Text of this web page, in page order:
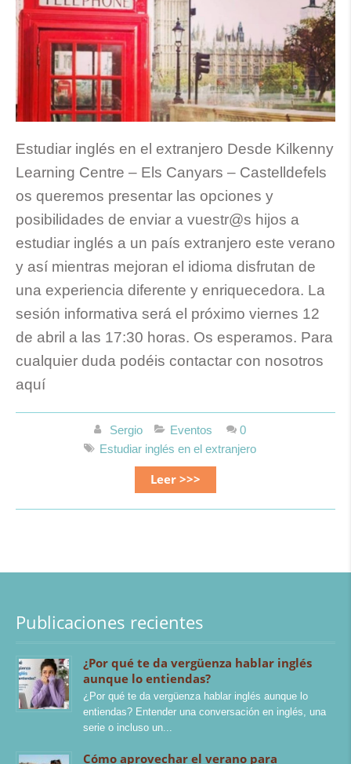
Estudiar inglés en el extranjero Desde Kilkenny
Learning Centre – Els Canyars – Castelldefels
os queremos presentar las opciones y
posibilidades de enviar a vuestr@s hijos a
estudiar inglés a un país extranjero este verano
y así mientras mejoran el idioma disfrutan de
una experiencia diferente y enriquecedora. La
sesión informativa será el próximo viernes 12
de abril a las 17:30 horas. Os esperamos. Para
cualquier duda podéis contactar con nosotros
aquí
Sergio Eventos
0
Estudiar inglés en el extranjero
Leer >>>
Publicaciones recientes
¿Por qué te da vergüenza hablar inglés
aunque lo entiendas?
¿Por qué te da vergüenza hablar inglés aunque lo
entiendas? Entender una conversación en inglés, una
serie o incluso un
Cómo aprovechar el verano para